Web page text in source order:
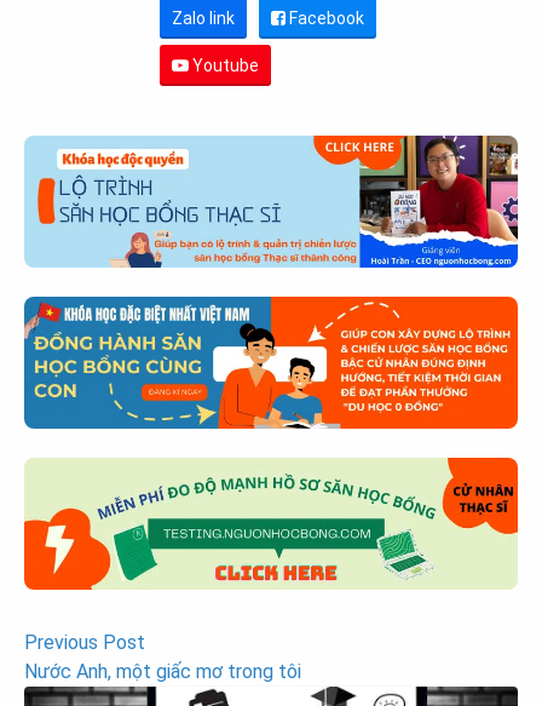
Zalo link Facebook
Youtube
Post
navigation
Previous Post
Nước Anh, một giấc mơ trong tôi